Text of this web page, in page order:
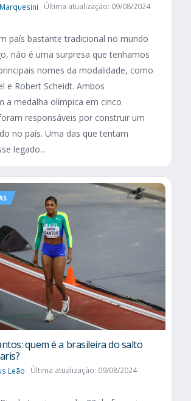
Última atualização: 09/08/2024
país bastante tradicional no mundo
não é uma surpresa que tenhamos
nomes da modalidade, como
e Robert Scheidt. Ambos
a medalha olímpica em cinco
responsáveis por construir um
no país. Uma das que tentam
legado...
quem é a brasileira do salto
Leão Última atualização: 09/08/2024